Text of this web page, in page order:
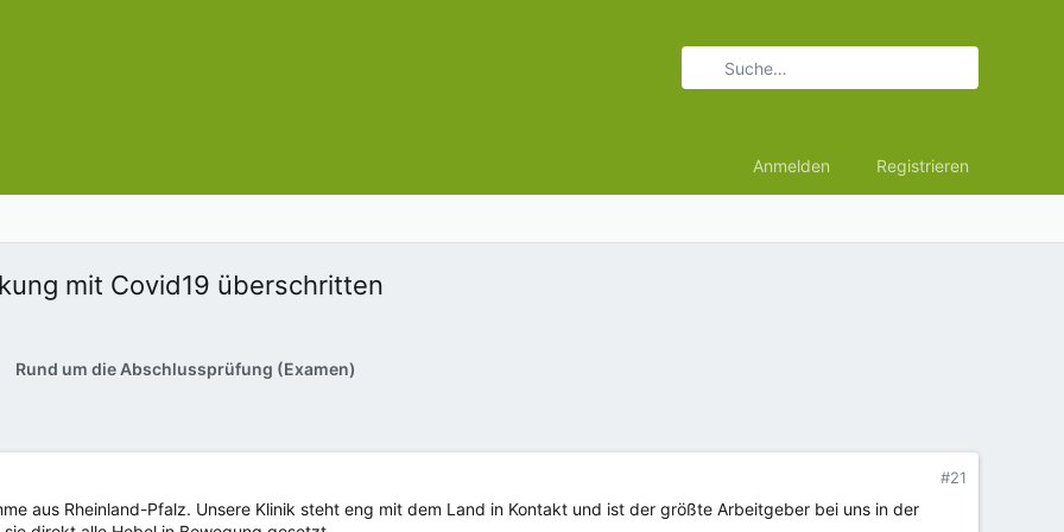
Anmelden Registrieren
mit Covid19 überschritten
Rund um die Abschlussprüfung (Examen)
#21
aus Rheinland-Pfalz. Unsere Klinik steht eng mit dem Land in Kontakt und ist der größte Arbeitgeber bei uns in der